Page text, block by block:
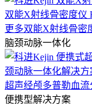
双能X射线骨密度仪
更多双能X射线骨密
脑颈动脉一体化
超声经颅多普勒血流
便携型解决方案